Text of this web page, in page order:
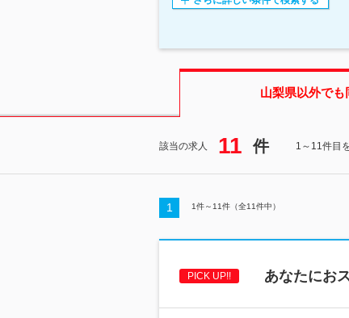
山梨県以外で
該当の求人 11 件 1～11件目
1 1件～ 11件（全11件中）
PICK UP!! あなたにお